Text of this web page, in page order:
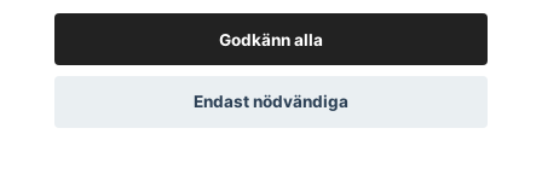
Kontakt
Om oss
Godkänn alla
Endast nödvändiga